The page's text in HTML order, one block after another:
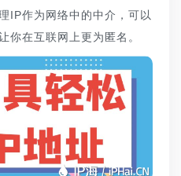
IP作为网络中的中介，可以
你在互联网上更为匿名。